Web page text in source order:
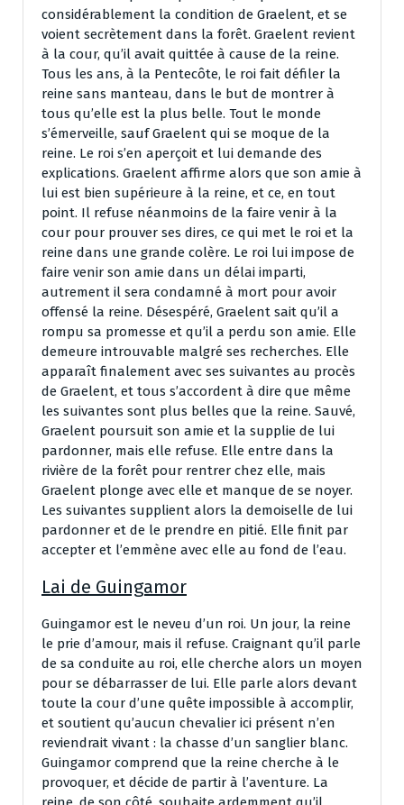
considérablement la condition de Graelent, et se
voient secrètement dans la forêt. Graelent revient
à la cour, qu’il avait quittée à cause de la reine.
Tous les ans, à la Pentecôte, le roi fait défiler la
reine sans manteau, dans le but de montrer à
tous qu’elle est la plus belle. Tout le monde
s’émerveille, sauf Graelent qui se moque de la
reine. Le roi s’en aperçoit et lui demande des
explications. Graelent affirme alors que son amie à
lui est bien supérieure à la reine, et ce, en tout
point. Il refuse néanmoins de la faire venir à la
cour pour prouver ses dires, ce qui met le roi et la
reine dans une grande colère. Le roi lui impose de
faire venir son amie dans un délai imparti,
autrement il sera condamné à mort pour avoir
offensé la reine. Désespéré, Graelent sait qu’il a
rompu sa promesse et qu’il a perdu son amie. Elle
demeure introuvable malgré ses recherches. Elle
apparaît finalement avec ses suivantes au procès
de Graelent, et tous s’accordent à dire que même
les suivantes sont plus belles que la reine. Sauvé,
Graelent poursuit son amie et la supplie de lui
pardonner, mais elle refuse. Elle entre dans la
rivière de la forêt pour rentrer chez elle, mais
Graelent plonge avec elle et manque de se noyer.
Les suivantes supplient alors la demoiselle de lui
pardonner et de le prendre en pitié. Elle finit par
accepter et l’emmène avec elle au fond de l’eau.
Lai de Guingamor
Guingamor est le neveu d’un roi. Un jour, la reine
le prie d’amour, mais il refuse. Craignant qu’il parle
de sa conduite au roi, elle cherche alors un moyen
pour se débarrasser de lui. Elle parle alors devant
toute la cour d’une quête impossible à accomplir,
et soutient qu’aucun chevalier ici présent n’en
reviendrait vivant : la chasse d’un sanglier blanc.
Guingamor comprend que la reine cherche à le
provoquer, et décide de partir à l’aventure. La